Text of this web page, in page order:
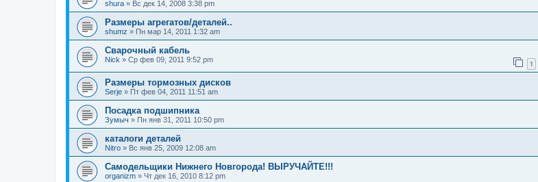
shura » Вс дек 14, 2008 3:38 pm
Размеры агрегатов/деталей..
shumz » Пн мар 14, 2011 1:32 am
Сварочный кабель
Nick » Ср фев 09, 2011 9:52 pm 1
Размеры тормозных дисков
Serje » Пт фев 04, 2011 11:51 am
Посадка подшипника
Зумыч » Пн янв 31, 2011 10:50 pm
каталоги деталей
Nitro » Вс янв 25, 2009 12:08 am
Самодельщики Нижнего Новгорода! ВЫРУЧАЙТЕ!!!
organizm » Чт дек 16, 2010 8:12 pm